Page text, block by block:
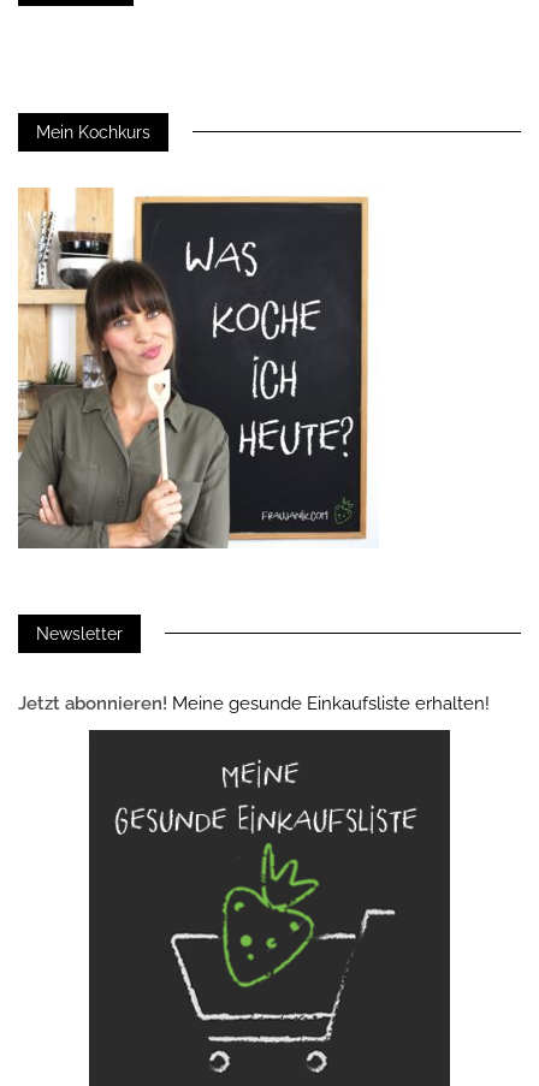
Mein Kochkurs
Newsletter
Jetzt abonnieren! Meine gesunde Einkaufsliste erhalten!